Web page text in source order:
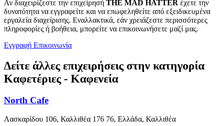
Αν διαχειρίζεστε την επιχείρησή THE MAD HATTER έχετε την
δυνατότητα να εγγραφείτε και να επωφεληθείτε από εξειδικευμένα
εργαλεία διαχείρισης. Εναλλακτικά, εάν χρειάζεστε περισσότερες
πληροφορίες ή βοήθεια, μπορείτε να επικοινωνήσετε μαζί μας.
Εγγραφή Επικοινωνία
Δείτε άλλες επιχειρήσεις στην κατηγορία
Καφετέριες - Καφενεία
North Cafe
Λασκαρίδου 106, Καλλιθέα 176 76, Ελλάδα, Καλλιθέα